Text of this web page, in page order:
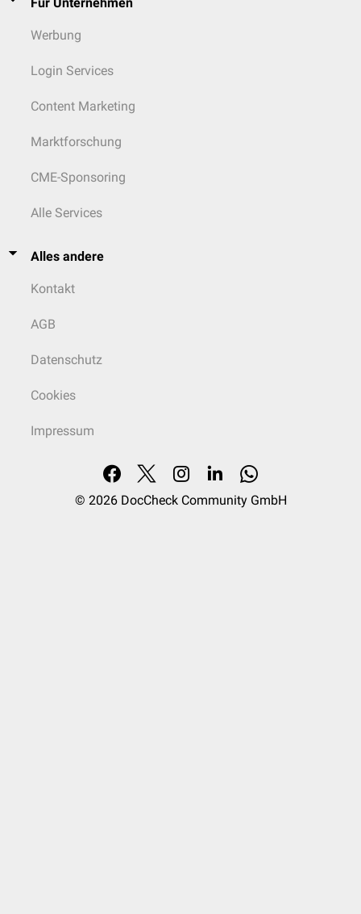
Werbung
Login Services
Content Marketing
Marktforschung
CME-Sponsoring
Alle Services
Alles andere
Kontakt
AGB
Datenschutz
Cookies
Impressum
© 2026 DocCheck Community GmbH